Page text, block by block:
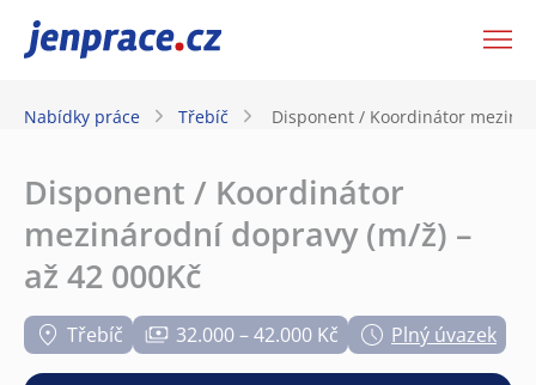
JenPráce.cz
Nabídky práce Třebíč Disponent / Koordinátor
Disponent / Koordinátor
mezinárodní dopravy (m/ž) –
až 42 000Kč
Třebíč 32.000 – 42.000 Kč Plný úvazek